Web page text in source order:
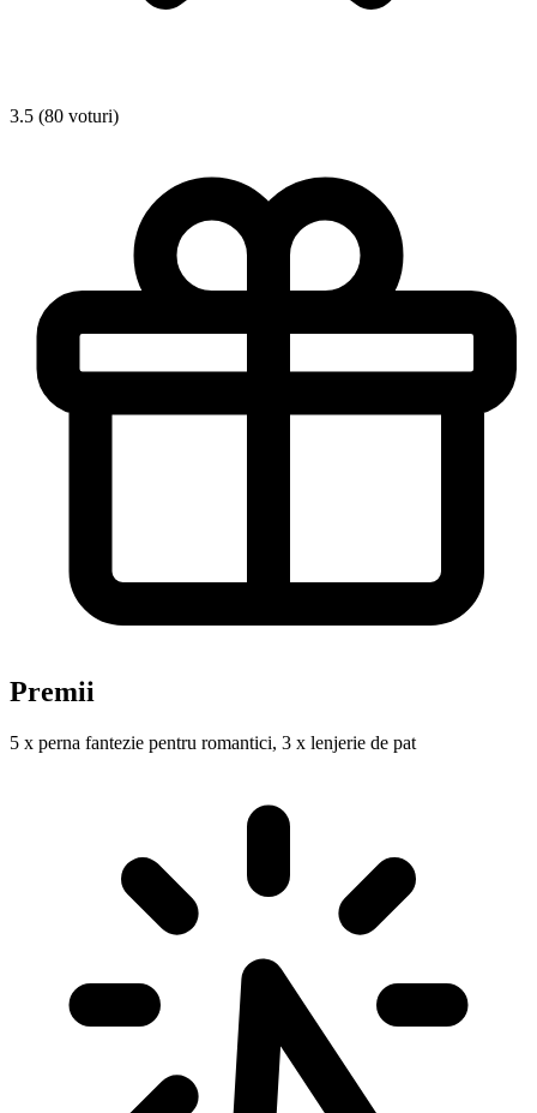
3.5 (80 voturi)
Premii
5 x perna fantezie pentru romantici, 3 x lenjerie de pat